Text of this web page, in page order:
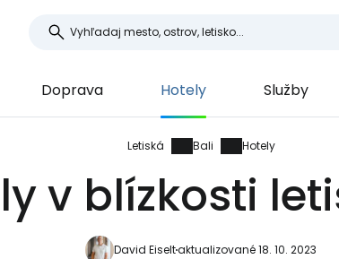
Doprava Hotely Služby
Letiská Bali Hotely
v blízkosti
David Eiseltaktualizované 18. 10. 2023